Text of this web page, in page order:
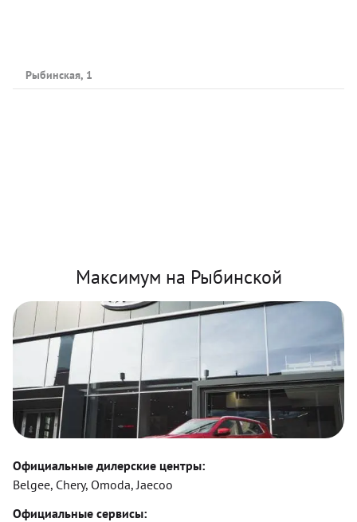
Рыбинская, 1
Максимум на Рыбинской
Официальные дилерские центры:
Belgee, Chery, Omoda, Jaecoo
Официальные сервисы: